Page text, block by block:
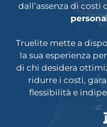
dall’assenza di costi
Truelite mette a
la sua esperienza
di chi desidera
ridurre i costi,
flessibilità e